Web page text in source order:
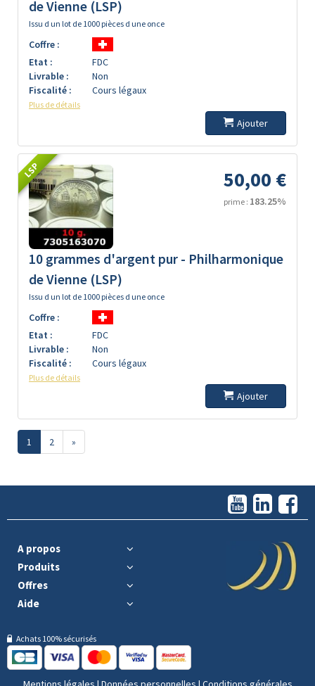
de Vienne (LSP)
Issu d un lot de 1000 pièces d une once
Coffre :
Etat :
FDC
Livrable :
Non
Fiscalité :
Cours légaux
Plus de détails
Ajouter
LSP 50,00 €
prime : 183.25%
10 grammes d'argent pur - Philharmonique
de Vienne (LSP)
Issu d un lot de 1000 pièces d une once
Coffre :
Etat :
FDC
Livrable :
Non
Fiscalité :
Cours légaux
Plus de détails
Ajouter
1 2 »
A propos
Produits
Offres
Aide
Achats 100% sécurisés